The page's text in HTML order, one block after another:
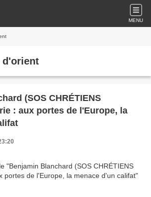
MENU
d'orient
(SOS CHRÉTIENS
: aux portes de l'Europe, la